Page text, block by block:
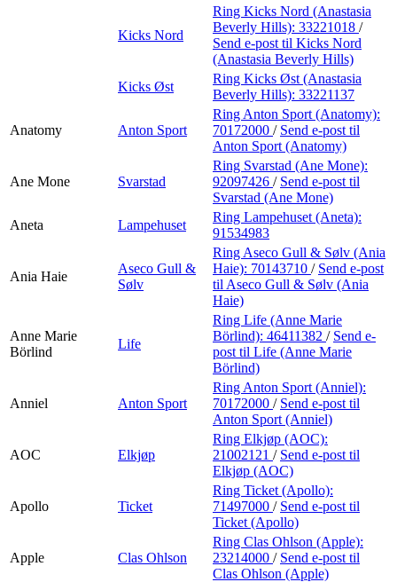
Kicks Nord
Ring Kicks Nord (Anastasia
Beverly Hills): 33221018 /
Send e-post til Kicks Nord
(Anastasia Beverly Hills)
Kicks Øst
Ring Kicks Øst (Anastasia
Beverly Hills): 33221137
Anatomy Anton Sport
Ring Anton Sport (Anatomy):
70172000 / Send e-post til
Anton Sport (Anatomy)
Ane Mone Svarstad
Ring Svarstad (Ane Mone):
92097426 / Send e-post til
Svarstad (Ane Mone)
Aneta
Lampehuset
Ring Lampehuset (Aneta):
91534983
Ania Haie
Aseco Gull &
Sølv
Ring Aseco Gull & Sølv (Ania
Haie): 70143710 / Send e-post
til Aseco Gull & Sølv (Ania
Haie)
Anne Marie
Börlind
Life
Ring Life (Anne Marie
Börlind): 46411382 / Send e-
post til Life (Anne Marie
Börlind)
Anniel Anton Sport
Ring Anton Sport (Anniel):
70172000 / Send e-post til
Anton Sport (Anniel)
AOC Elkjøp
Ring Elkjøp (AOC):
21002121 / Send e-post til
Elkjøp (AOC)
Apollo Ticket
Ring Ticket (Apollo):
71497000 / Send e-post til
Ticket (Apollo)
Apple Clas Ohlson
Ring Clas Ohlson (Apple):
23214000 / Send e-post til
Clas Ohlson (Apple)